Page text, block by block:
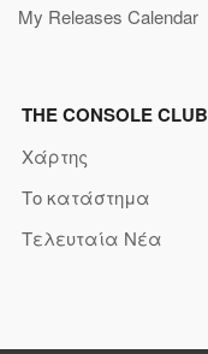
My Releases Calendar
THE CONSOLE CLUB
Χάρτης
Το κατάστημα
Τελευταία Νέα